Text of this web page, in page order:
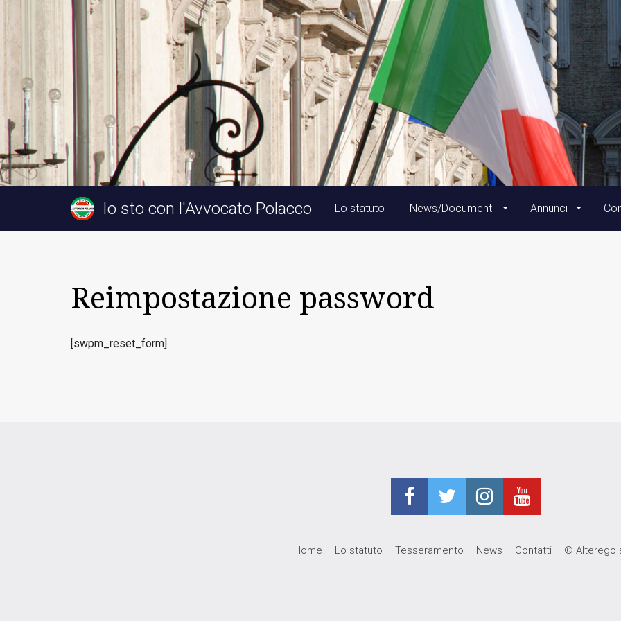
Io sto con l'Avvocato Polacco Lo statuto News/Documenti Annunci
Reimpostazione password
[swpm_reset_form]
Home Lo statuto Tesseramento News Contatti © Alterego